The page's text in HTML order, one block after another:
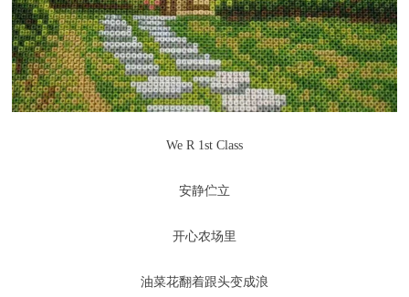
We R 1st Class
安静伫立
开心农场里
油菜花翻着跟头变成浪